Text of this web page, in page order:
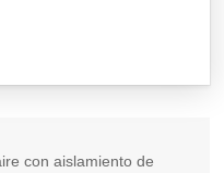
con aislamiento de